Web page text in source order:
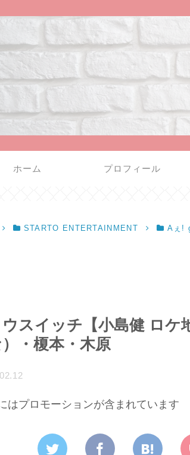
ホーム プロフィール
STARTO ENTERTAINMENT Aぇ!
スイッチ【小島健 ロケ
・榎本・木原
はプロモーションが含まれています